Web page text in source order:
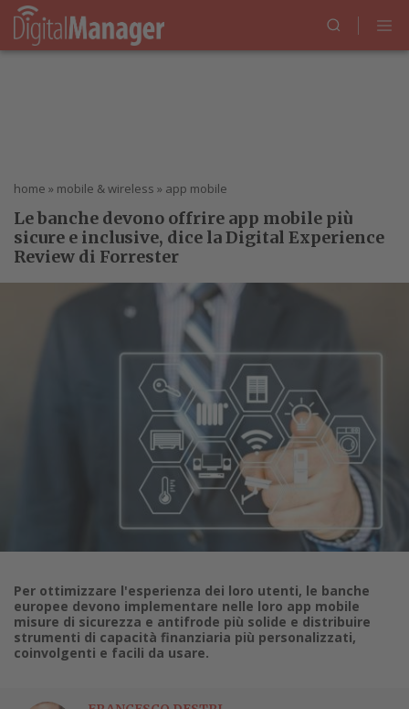
home » mobile & wireless » app mobile
Le banche devono offrire app mobile più
sicure e inclusive, dice la Digital Experience
Review di Forrester
Per ottimizzare l'esperienza dei loro utenti, le banche
europee devono implementare nelle loro app mobile
misure di sicurezza e antifrode più solide e distribuire
strumenti di capacità finanziaria più personalizzati,
coinvolgenti e facili da usare.